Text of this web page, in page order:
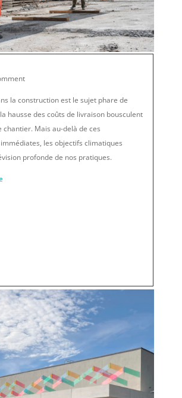
la construction est le sujet phare de
hausse des coûts de livraison bousculent
chantier. Mais au-delà de ces
les objectifs climatiques
profonde de nos pratiques.